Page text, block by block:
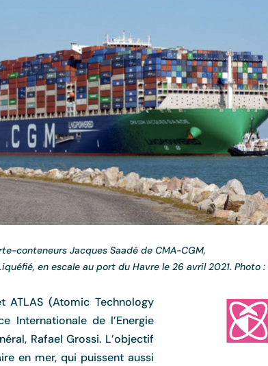
conteneurs Jacques Saadé de CMA-CGM,
éfié, en escale au port du Havre le 26 avril 2021. Photo
(Atomic Technology
Internationale de l’Energie
Rafael Grossi. L’objectif
en mer, qui puissent aussi